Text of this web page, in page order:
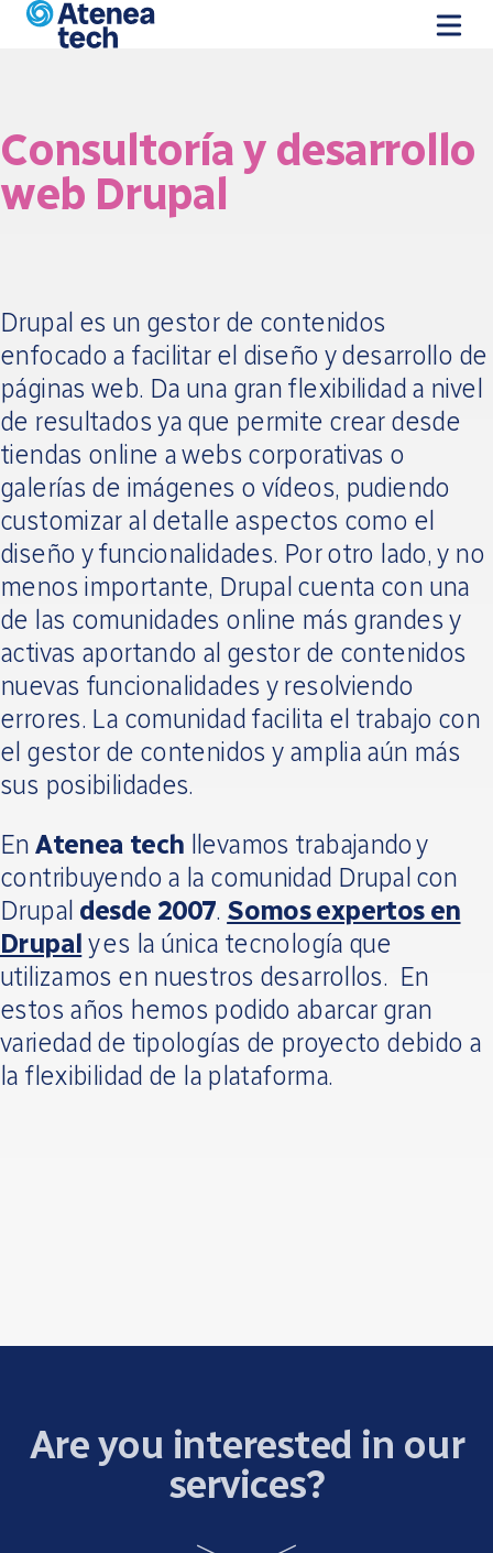
Skip to main content
Consultoría y desarrollo
web Drupal
Drupal es un gestor de contenidos
enfocado a facilitar el diseño y desarrollo de
páginas web. Da una gran flexibilidad a nivel
de resultados ya que permite crear desde
tiendas online a webs corporativas o
galerías de imágenes o vídeos, pudiendo
customizar al detalle aspectos como el
diseño y funcionalidades. Por otro lado, y no
menos importante, Drupal cuenta con una
de las comunidades online más grandes y
activas aportando al gestor de contenidos
nuevas funcionalidades y resolviendo
errores. La comunidad facilita el trabajo con
el gestor de contenidos y amplia aún más
sus posibilidades.
EnAtenea tech llevamos trabajando y
contribuyendo a la comunidad Drupal con
Drupal desde 2007. Somos expertos en
Drupal y es la única tecnología que
utilizamos en nuestros desarrollos. En
estos años hemos podido abarcar gran
variedad de tipologías de proyecto debido a
la flexibilidad de la plataforma.
Are you interested in our
services?